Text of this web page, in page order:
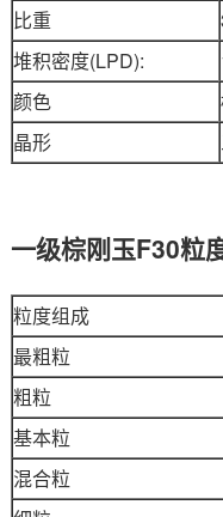
比重
堆积密度(LPD):
颜色
晶形
一级棕刚玉F30粒
粒度组成
最粗粒
粗粒
基本粒
混合粒